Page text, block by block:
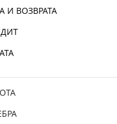
И ВОЗВРАТА